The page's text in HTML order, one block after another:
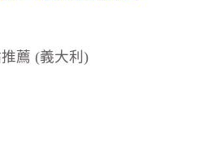
薦 (義大利)